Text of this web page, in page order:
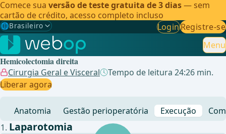
Comece sua versão de teste gratuita de 3 dias— sem
cartão de crédito, acesso completo incluso
🌐Brasileiro
Gewählte Sprache: Brasileiro
🇩🇪 Alemão
🇬🇧Inglês
🇪🇸Espanhol
🇧🇷Brasileiro ✓
LoginRegistre-se
Menu
Hemicolectomia direita
Cirurgia Geral e Visceral
Tempo de leitura 24:26 min.
Liberar agora
Anatomia Gestão perioperatória Execução
Laparotomia